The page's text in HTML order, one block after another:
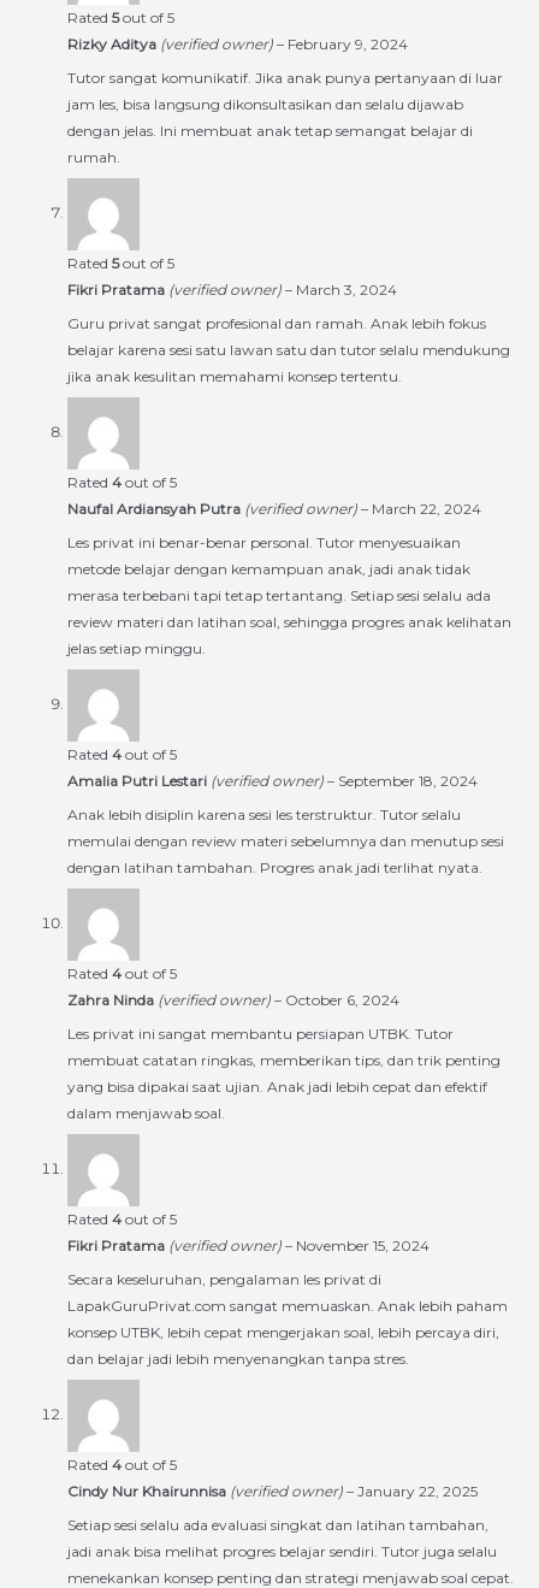
Rated 5out of 5
Rizky Aditya (verified owner) – February 9, 2024
Tutor sangat komunikatif. Jika anak punya pertanyaan di luar
jam les, bisa langsung dikonsultasikan dan selalu dijawab
dengan jelas. Ini membuat anak tetap semangat belajar di
rumah.
Rated 5out of 5
Fikri Pratama (verified owner) – March 3, 2024
Guru privat sangat profesional dan ramah. Anak lebih fokus
belajar karena sesi satu lawan satu dan tutor selalu mendukung
jika anak kesulitan memahami konsep tertentu.
Rated 4 out of 5
Naufal Ardiansyah Putra (verified owner) – March 22, 2024
Les privat ini benar-benar personal. Tutor menyesuaikan
metode belajar dengan kemampuan anak, jadi anak tidak
merasa terbebani tapi tetap tertantang. Setiap sesi selalu ada
review materi dan latihan soal, sehingga progres anak kelihatan
jelas setiap minggu.
Rated 4 out of 5
Amalia Putri Lestari (verified owner) – September 18, 2024
Anak lebih disiplin karena sesi les terstruktur. Tutor selalu
memulai dengan review materi sebelumnya dan menutup sesi
dengan latihan tambahan. Progres anak jadi terlihat nyata.
Rated 4 out of 5
Zahra Ninda (verified owner) – October 6, 2024
Les privat ini sangat membantu persiapan UTBK. Tutor
membuat catatan ringkas, memberikan tips, dan trik penting
yang bisa dipakai saat ujian. Anak jadi lebih cepat dan efektif
dalam menjawab soal.
Rated 4 out of 5
Fikri Pratama (verified owner) – November 15, 2024
Secara keseluruhan, pengalaman les privat di
LapakGuruPrivat.com sangat memuaskan. Anak lebih paham
konsep UTBK, lebih cepat mengerjakan soal, lebih percaya diri,
dan belajar jadi lebih menyenangkan tanpa stres.
Rated 4 out of 5
Cindy Nur Khairunnisa (verified owner) – January 22, 2025
Setiap sesi selalu ada evaluasi singkat dan latihan tambahan,
jadi anak bisa melihat progres belajar sendiri. Tutor juga selalu
menekankan konsep penting dan strategi menjawab soal cepat.